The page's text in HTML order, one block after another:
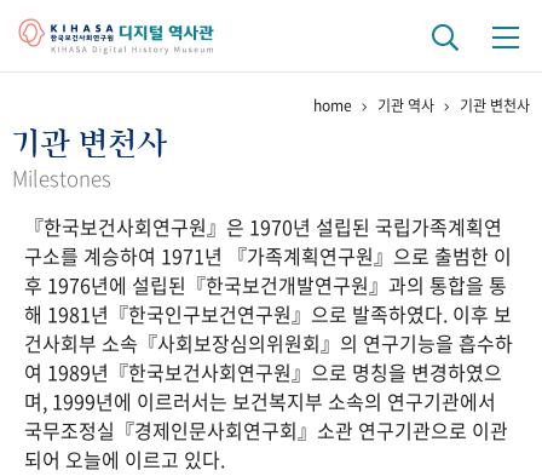
걸어온 길 기관 변천사
연구 역사
정책과 연구 키워드로 보는 연구 역사
연구자들
간행물 변천사
기록물 아카이브
사진 아카이브 문서 기록물 행정박물 영상 기록물
home 기관 역사 기관 변천사
기관 변천사
Milestones
『한국보건사회연구원』은 1970년 설립된 국립가족계획연
구소를 계승하여 1971년 『가족계획연구원』으로 출범한 이
후 1976년에 설립된『한국보건개발연구원』과의 통합을 통
해 1981년『한국인구보건연구원』으로 발족하였다. 이후 보
건사회부 소속『사회보장심의위원회』의 연구기능을 흡수하
여 1989년『한국보건사회연구원』으로 명칭을 변경하였으
며, 1999년에 이르러서는 보건복지부 소속의 연구기관에서
국무조정실『경제인문사회연구회』소관 연구기관으로 이관
되어 오늘에 이르고 있다.